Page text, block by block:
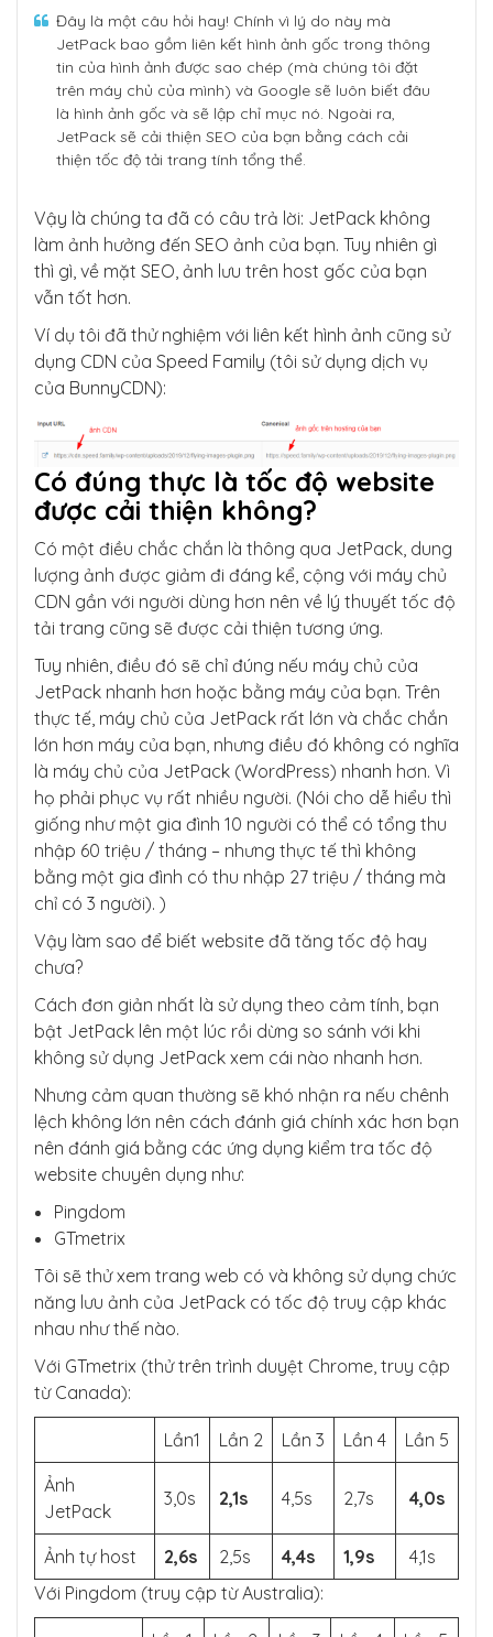
Đây là một câu hỏi hay! Chính vì lý do này mà
JetPack bao gồm liên kết hình ảnh gốc trong thông
tin của hình ảnh được sao chép (mà chúng tôi đặt
trên máy chủ của mình) và Google sẽ luôn biết đâu
là hình ảnh gốc và sẽ lập chỉ mục nó. Ngoài ra,
JetPack sẽ cải thiện SEO của bạn bằng cách cải
thiện tốc độ tải trang tính tổng thể.
Vậy là chúng ta đã có câu trả lời: JetPack không
làm ảnh hưởng đến SEO ảnh của bạn. Tuy nhiên gì
thì gì, về mặt SEO, ảnh lưu trên host gốc của bạn
vẫn tốt hơn.
Ví dụ tôi đã thử nghiệm với liên kết hình ảnh cũng sử
dụng CDN của Speed ​​Family (tôi sử dụng dịch vụ
của BunnyCDN):
Có đúng thực là tốc độ website
được cải thiện không?
Có một điều chắc chắn là thông qua JetPack, dung
lượng ảnh được giảm đi đáng kể, cộng với máy chủ
CDN gần với người dùng hơn nên về lý thuyết tốc độ
tải trang cũng sẽ được cải thiện tương ứng.
Tuy nhiên, điều đó sẽ chỉ đúng nếu máy chủ của
JetPack nhanh hơn hoặc bằng máy của bạn. Trên
thực tế, máy chủ của JetPack rất lớn và chắc chắn
lớn hơn máy của bạn, nhưng điều đó không có nghĩa
là máy chủ của JetPack (WordPress) nhanh hơn. Vì
họ phải phục vụ rất nhiều người. (Nói cho dễ hiểu thì
giống như một gia đình 10 người có thể có tổng thu
nhập 60 triệu / tháng – nhưng thực tế thì không
bằng một gia đình có thu nhập 27 triệu / tháng mà
chỉ có 3 người). )
Vậy làm sao để biết website đã tăng tốc độ hay
chưa?
Cách đơn giản nhất là sử dụng theo cảm tính, bạn
bật JetPack lên một lúc rồi dừng so sánh với khi
không sử dụng JetPack xem cái nào nhanh hơn.
Nhưng cảm quan thường sẽ khó nhận ra nếu chênh
lệch không lớn nên cách đánh giá chính xác hơn bạn
nên đánh giá bằng các ứng dụng kiểm tra tốc độ
website chuyên dụng như:
Pingdom
GTmetrix
Tôi sẽ thử xem trang web có và không sử dụng chức
năng lưu ảnh của JetPack có tốc độ truy cập khác
nhau như thế nào.
Với GTmetrix (thử trên trình duyệt Chrome, truy cập
từ Canada):
Lần1 Lần 2 Lần 3 Lần 4 Lần 5
Ảnh
JetPack
3,0s 2,1s 4,5s 2,7s 4,0s
Ảnh tự host 2,6s 2,5s 4,4s 1,9s
4,1s
Với Pingdom (truy cập từ Australia):